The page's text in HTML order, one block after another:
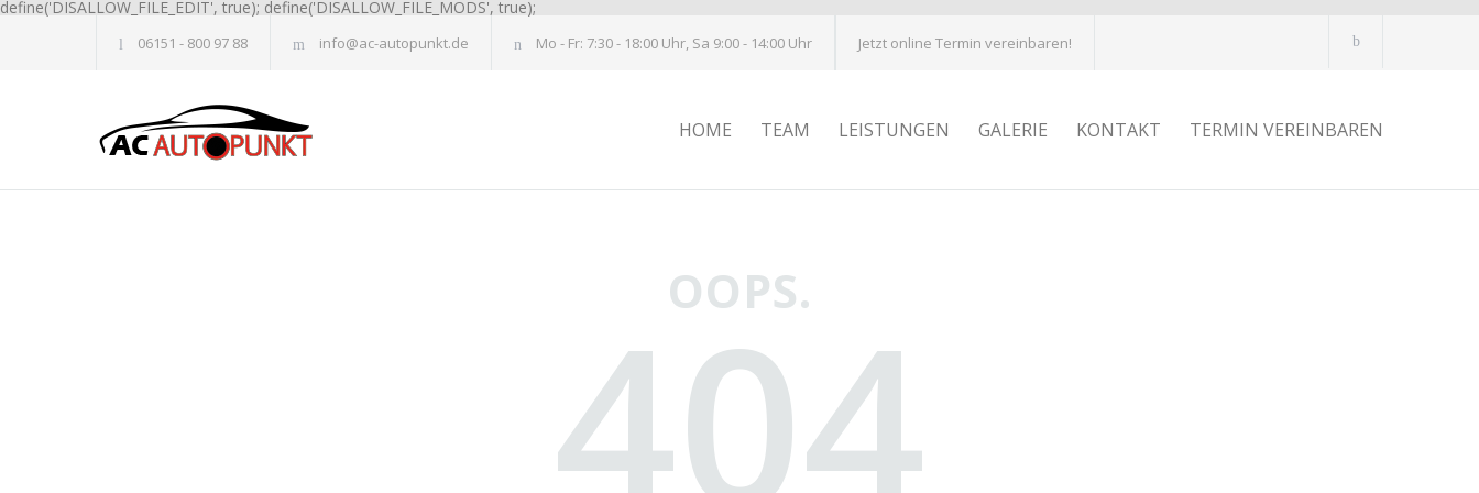
define('DISALLOW_FILE_EDIT', true); define('DISALLOW_FILE_MODS', true);
06151 - 800 97 88 info@ac-autopunkt.de Mo - Fr: 7:30 - 18:00 Uhr, Sa 9:00 - 14:00 Uhr Jetzt online Termin vereinbaren!
HOME TEAM LEISTUNGEN GALERIE KONTAKT TERMIN VEREINBAREN
OOPS.
404